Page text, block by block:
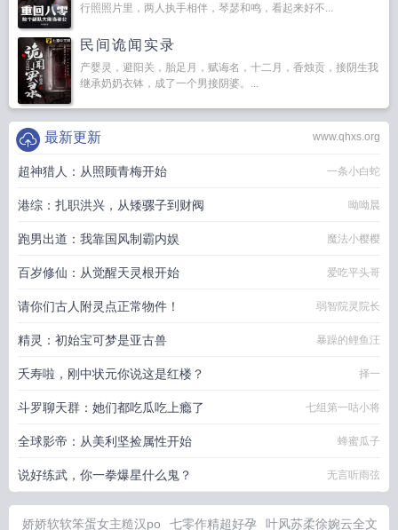
行照照片里，两人执手相伴，琴瑟和鸣，看起来好不...
民间诡闻实录
产婴灵，避阳关，胎足月，赋诲名，十二月，香烛贡，接阴生我
继承奶奶衣钵，成了一个男接阴婆。...
www.qhxs.org
最新更新
超神猎人：从照顾青梅开始 一条小白蛇
港综：扎职洪兴，从矮骡子到财阀 呦呦晨
跑男出道：我靠国风制霸内娱 魔法小樱樱
百岁修仙：从觉醒天灵根开始 爱吃平头哥
请你们古人附灵点正常物件！ 弱智院灵院长
精灵：初始宝可梦是亚古兽 暴躁的鲤鱼汪
夭寿啦，刚中状元你说这是红楼？ 择一
斗罗聊天群：她们都吃瓜吃上瘾了 七组第一咕小将
全球影帝：从美利坚捡属性开始 蜂蜜瓜子
说好练武，你一拳爆星什么鬼？ 无言听雨弦
娇娇软软笨蛋女主糙汉po 七零作精超好孕 叶风苏柔徐婉云全文